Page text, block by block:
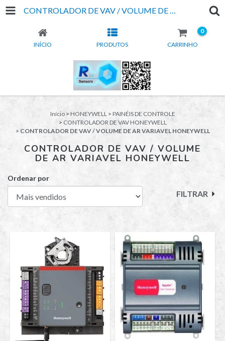
CONTROLADOR DE VAV / VOLUME DE AR VARIAVEL HONEYWELL
INÍCIO PRODUTOS CARRINHO
0
Início > HONEYWELL > PAINÉIS DE CONTROLE
> CONTROLADOR DE VAV HONEYWELL
> CONTROLADOR DE VAV / VOLUME DE AR VARIAVEL HONEYWELL
CONTROLADOR DE VAV / VOLUME
DE AR VARIAVEL HONEYWELL
Ordenar por
FILTRAR